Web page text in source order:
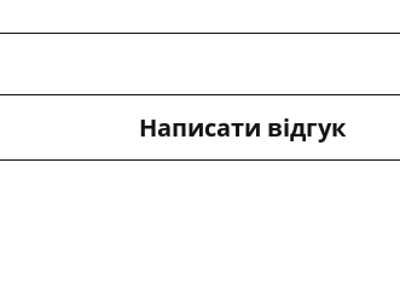
Написати відгук